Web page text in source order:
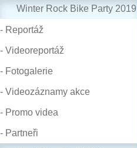
Winter Rock Bike Party 2019
- Reportáž
- Videoreportáž
- Fotogalerie
- Videozáznamy akce
- Promo videa
- Partneři